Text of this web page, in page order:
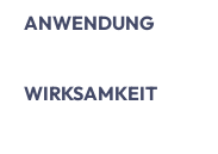
WIRKSAMKEIT
ANWENDUNG